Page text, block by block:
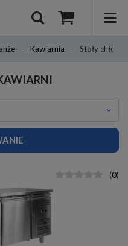
Kawiarnia Stoły
(0)